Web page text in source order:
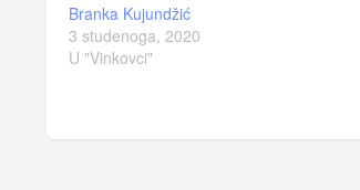
Branka Kujundžić
3 studenoga, 2020
U "Vinkovci"